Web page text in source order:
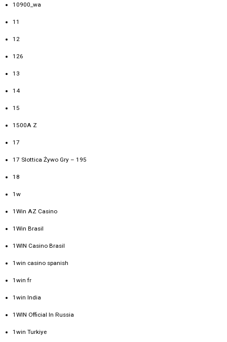
10900_wa
11
12
126
13
14
15
1500A Z
17
17 Slottica Żywo Gry – 195
18
1w
1Win AZ Casino
1Win Brasil
1WIN Casino Brasil
1win casino spanish
1win fr
1win India
1WIN Official In Russia
1win Turkiye